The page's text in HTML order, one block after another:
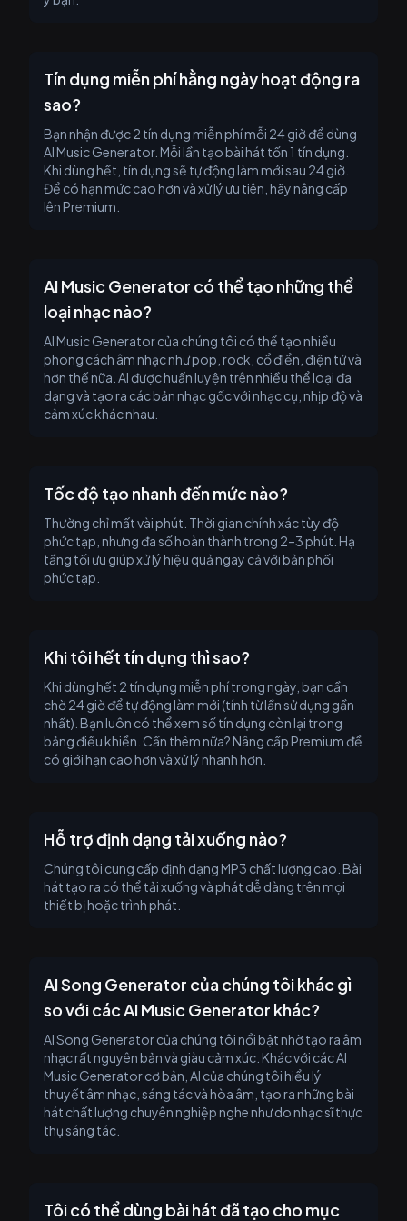
Tín dụng miễn phí hằng ngày hoạt động ra
sao?
Bạn nhận được 2 tín dụng miễn phí mỗi 24 giờ để dùng
AI Music Generator. Mỗi lần tạo bài hát tốn 1 tín dụng.
Khi dùng hết, tín dụng sẽ tự động làm mới sau 24 giờ.
Để có hạn mức cao hơn và xử lý ưu tiên, hãy nâng cấp
lên Premium.
AI Music Generator có thể tạo những thể
loại nhạc nào?
AI Music Generator của chúng tôi có thể tạo nhiều
phong cách âm nhạc như pop, rock, cổ điển, điện tử và
hơn thế nữa. AI được huấn luyện trên nhiều thể loại đa
dạng và tạo ra các bản nhạc gốc với nhạc cụ, nhịp độ và
cảm xúc khác nhau.
Tốc độ tạo nhanh đến mức nào?
Thường chỉ mất vài phút. Thời gian chính xác tùy độ
phức tạp, nhưng đa số hoàn thành trong 2–3 phút. Hạ
tầng tối ưu giúp xử lý hiệu quả ngay cả với bản phối
phức tạp.
Khi tôi hết tín dụng thì sao?
Khi dùng hết 2 tín dụng miễn phí trong ngày, bạn cần
chờ 24 giờ để tự động làm mới (tính từ lần sử dụng gần
nhất). Bạn luôn có thể xem số tín dụng còn lại trong
bảng điều khiển. Cần thêm nữa? Nâng cấp Premium để
có giới hạn cao hơn và xử lý nhanh hơn.
Hỗ trợ định dạng tải xuống nào?
Chúng tôi cung cấp định dạng MP3 chất lượng cao. Bài
hát tạo ra có thể tải xuống và phát dễ dàng trên mọi
thiết bị hoặc trình phát.
AI Song Generator của chúng tôi khác gì
so với các AI Music Generator khác?
AI Song Generator của chúng tôi nổi bật nhờ tạo ra âm
nhạc rất nguyên bản và giàu cảm xúc. Khác với các AI
Music Generator cơ bản, AI của chúng tôi hiểu lý
thuyết âm nhạc, sáng tác và hòa âm, tạo ra những bài
hát chất lượng chuyên nghiệp nghe như do nhạc sĩ thực
thụ sáng tác.
Tôi có thể dùng bài hát đã tạo cho mục